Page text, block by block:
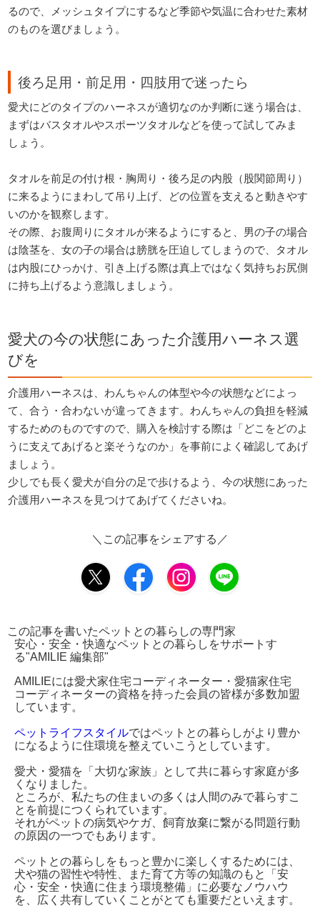
るので、メッシュタイプにするなど季節や気温に合わせた素材
のものを選びましょう。
後ろ足用・前足用・四肢用で迷ったら
愛犬にどのタイプのハーネスが適切なのか判断に迷う場合は、
まずはバスタオルやスポーツタオルなどを使って試してみま
しょう。
タオルを前足の付け根・胸周り・後ろ足の内股（股関節周り）
に来るようにまわして吊り上げ、どの位置を支えると動きやす
いのかを観察します。
その際、お腹周りにタオルが来るようにすると、男の子の場合
は陰茎を、女の子の場合は膀胱を圧迫してしまうので、タオル
は内股にひっかけ、引き上げる際は真上ではなく気持ちお尻側
に持ち上げるよう意識しましょう。
愛犬の今の状態にあった介護用ハーネス選
びを
介護用ハーネスは、わんちゃんの体型や今の状態などによっ
て、合う・合わないが違ってきます。わんちゃんの負担を軽減
するためのものですので、購入を検討する際は「どこをどのよ
うに支えてあげると楽そうなのか」を事前によく確認してあげ
ましょう。
少しでも長く愛犬が自分の足で歩けるよう、今の状態にあった
介護用ハーネスを見つけてあげてくださいね。
＼この記事をシェアする／
この記事を書いたペットとの暮らしの専門家
安心・安全・快適なペットとの暮らしをサポートす
る"AMILIE 編集部"
AMILIEには愛犬家住宅コーディネーター・愛猫家住宅
コーディネーターの資格を持った会員の皆様が多数加盟
しています。
ペットライフスタイルではペットとの暮らしがより豊か
になるように住環境を整えていこうとしています。
愛犬・愛猫を「大切な家族」として共に暮らす家庭が多
くなりました。
ところが、私たちの住まいの多くは人間のみで暮らすこ
とを前提につくられています。
それがペットの病気やケガ、飼育放棄に繋がる問題行動
の原因の一つでもあります。
ペットとの暮らしをもっと豊かに楽しくするためには、
犬や猫の習性や特性、また育て方等の知識のもと「安
心・安全・快適に住まう環境整備」に必要なノウハウ
を、広く共有していくことがとても重要だといえます。